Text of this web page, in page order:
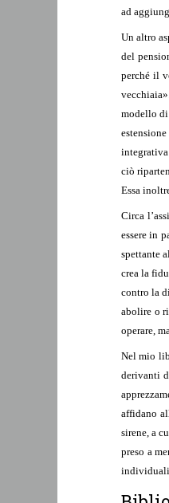
ad
Un altro
del
perché il
modello
integrativa
ciò
Essa
Circa
essere in
spettante
crea la
contro la
abolire o
operare,
Nel mio
derivanti
affidano
sirene, a
preso a